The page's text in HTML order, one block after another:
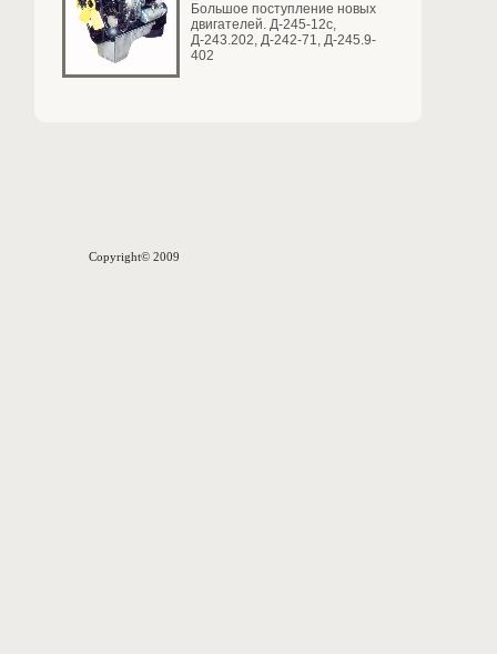
Большое поступление новых
двигателей. Д-245-12с,
Д-243.202, Д-242-71, Д-245.9-
402
Copyright© 2009